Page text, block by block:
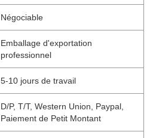
Négociable
Emballage d'exportation
professionnel
5-10 jours de travail
D/P, T/T, Western Union, Paypal,
Paiement de Petit Montant